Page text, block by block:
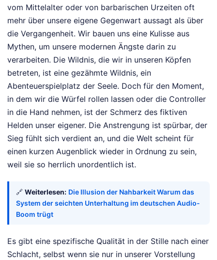
vom Mittelalter oder von barbarischen Urzeiten oft
mehr über unsere eigene Gegenwart aussagt als über
die Vergangenheit. Wir bauen uns eine Kulisse aus
Mythen, um unsere modernen Ängste darin zu
verarbeiten. Die Wildnis, die wir in unseren Köpfen
betreten, ist eine gezähmte Wildnis, ein
Abenteuerspielplatz der Seele. Doch für den Moment,
in dem wir die Würfel rollen lassen oder die Controller
in die Hand nehmen, ist der Schmerz des fiktiven
Helden unser eigener. Die Anstrengung ist spürbar, der
Sieg fühlt sich verdient an, und die Welt scheint für
einen kurzen Augenblick wieder in Ordnung zu sein,
weil sie so herrlich unordentlich ist.
🔗 Weiterlesen: Die Illusion der Nahbarkeit Warum das
System der seichten Unterhaltung im deutschen Audio-
Boom trügt
Es gibt eine spezifische Qualität in der Stille nach einer
Schlacht, selbst wenn sie nur in unserer Vorstellung